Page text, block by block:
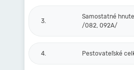
3.
Samostatné
/082, 092A/
4. Pestovateľské